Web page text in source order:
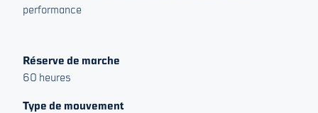
performance
Réserve de marche
60 heures
Type de mouvement